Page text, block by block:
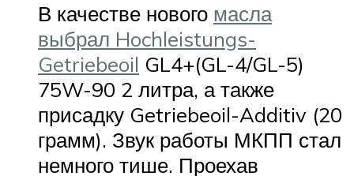
В качестве нового масла
выбрал Hochleistungs-
Getriebeoil GL4+(GL-4/GL-5)
75W-90 2 литра, а также
присадку Getriebeoil-Additiv (20
грамм). Звук работы МКПП стал
немного тише. Проехав